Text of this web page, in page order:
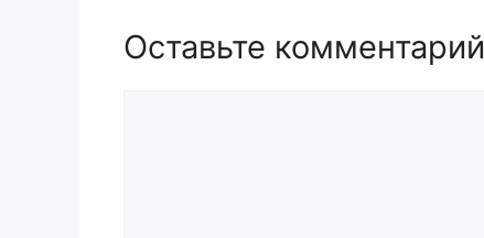
Оставьте комментарий